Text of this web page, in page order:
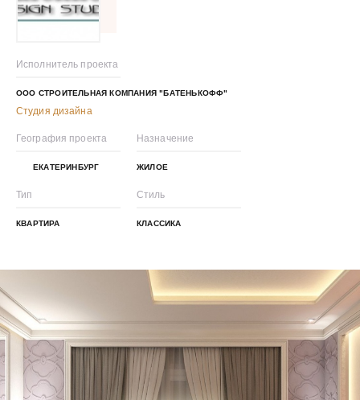
Исполнитель проекта
ООО СТРОИТЕЛЬНАЯ КОМПАНИЯ "БАТЕНЬКОФФ"
Студия дизайна
География проекта
ЕКАТЕРИНБУРГ
Назначение
ЖИЛОЕ
Тип
КВАРТИРА
Стиль
КЛАССИКА